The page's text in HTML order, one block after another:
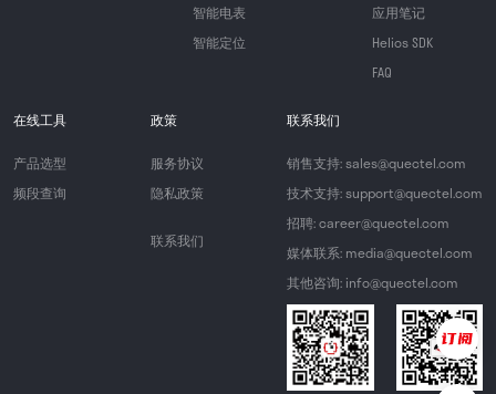
智能电表
智能定位
应用笔记
Helios SDK
FAQ
在线工具
产品选型
频段查询
政策
服务协议
隐私政策
联系我们
联系我们
销售支持: sales@quectel.com
技术支持: support@quectel.com
招聘: career@quectel.com
媒体联系: media@quectel.com
其他咨询: info@quectel.com